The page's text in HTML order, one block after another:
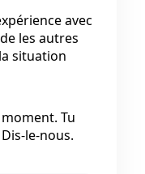
avec
les autres
situation
Tu
le-nous.